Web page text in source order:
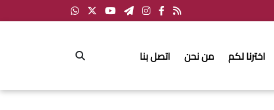
اخترنا لكم من نحن اتصل بنا